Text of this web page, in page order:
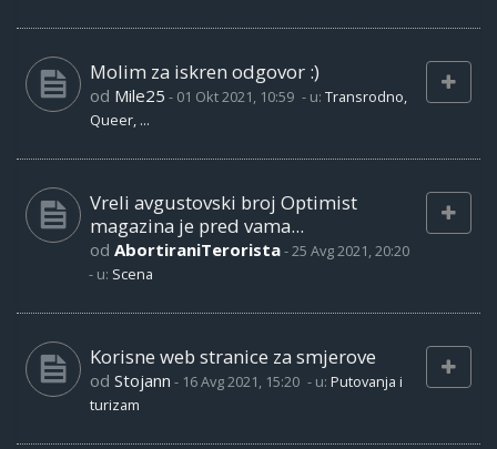
Molim za iskren odgovor :)
od Mile25 - 01 Okt 2021, 10:59 - u: Transrodno,
Queer, ...
Vreli avgustovski broj Optimist
magazina je pred vama...
od AbortiraniTerorista-25 Avg 2021, 20:20
- u: Scena
Korisne web stranice za smjerove
od Stojann - 16 Avg 2021, 15:20 - u: Putovanja i
turizam